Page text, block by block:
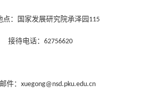
点：国家发展研究院承泽园 115
接待电话： 62756620
件： xuegong@nsd.pku.edu.cn